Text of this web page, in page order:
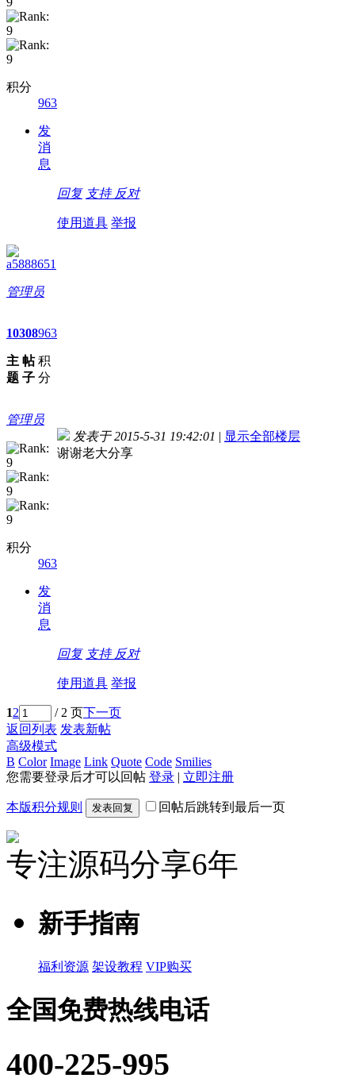
积分
963
发
消
息
回复 支持 反对
使用道具 举报
a5888651
管理员
10
主
题
308
帖
子
963
积
分
管理员
积分
963
发
消
息
发表于 2015-5-31 19:42:01 | 显示全部楼层
谢谢老大分享
回复 支持 反对
使用道具 举报
12 / 2 页下一页
返回列表 发表新帖
高级模式
B Color Image Link Quote Code Smilies
您需要登录后才可以回帖 登录 | 立即注册
本版积分规则 发表回复 回帖后跳转到最后一页
专注源码分享6年
新手指南
福利资源 架设教程 VIP购买
全国免费热线电话
400-225-995